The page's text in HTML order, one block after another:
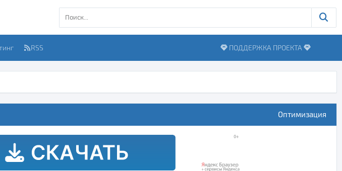
ПОДДЕРЖКА ПРОЕКТА
RSS
Оптимизация